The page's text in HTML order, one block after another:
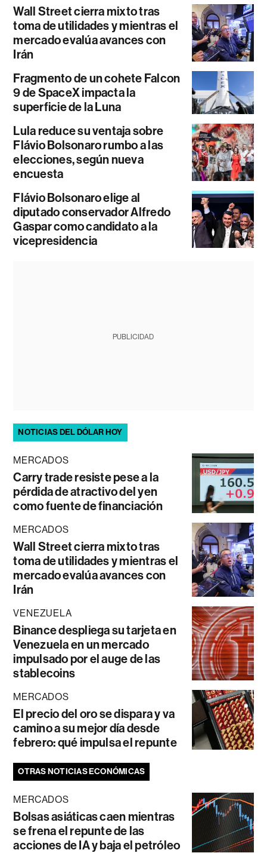
Wall Street cierra mixto tras
toma de utilidades y mientras el
mercado evalúa avances con
Irán
Fragmento de un cohete Falcon
9 de SpaceX impacta la
superficie de la Luna
Lula reduce su ventaja sobre
Flávio Bolsonaro rumbo a las
elecciones, según nueva
encuesta
Flávio Bolsonaro elige al
diputado conservador Alfredo
Gaspar como candidato a la
vicepresidencia
PUBLICIDAD
NOTICIAS DEL DÓLAR HOY
MERCADOS
Carry trade resiste pese a la
pérdida de atractivo del yen
como fuente de financiación
MERCADOS
Wall Street cierra mixto tras
toma de utilidades y mientras el
mercado evalúa avances con
Irán
VENEZUELA
Binance despliega su tarjeta en
Venezuela en un mercado
impulsado por el auge de las
stablecoins
MERCADOS
El precio del oro se dispara y va
camino a su mejor día desde
febrero: qué impulsa el repunte
OTRAS NOTICIAS ECONÓMICAS
MERCADOS
Bolsas asiáticas caen mientras
se frena el repunte de las
acciones de IA y baja el petróleo